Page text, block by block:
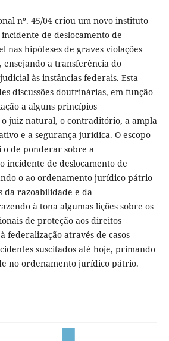
nº. 45/04 criou um novo instituto
de deslocamento de
nas hipóteses de graves violações
ensejando a transferência do
às instâncias federais. Esta
discussões doutrinárias, em função
a alguns princípios
o juiz natural, o contraditório, a ampla
e a segurança jurídica. O escopo
de ponderar sobre a
incidente de deslocamento de
o ao ordenamento jurídico pátrio
da razoabilidade e da
à tona algumas lições sobre os
de proteção aos direitos
federalização através de casos
suscitados até hoje, primando
no ordenamento jurídico pátrio.